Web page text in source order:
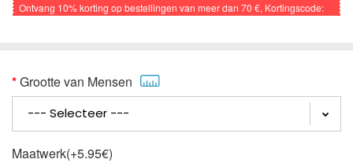
Ontvang 10%korting op bestellingen van meer dan 70 €, Kortingscode:
Grootte van Mensen
Maatwerk(+5.95€)